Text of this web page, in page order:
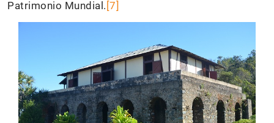
Patrimonio Mundial. [7]